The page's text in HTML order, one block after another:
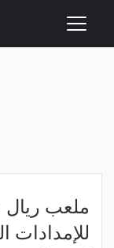
Toggle
ملعب ريال
للإمدادات